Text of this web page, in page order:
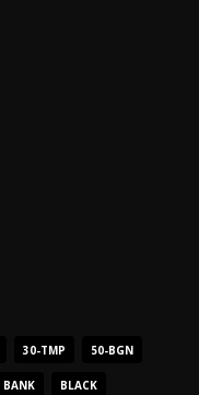
30-TMP 50-BGN
BANK BLACK